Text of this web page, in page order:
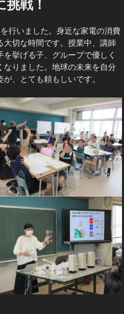
戦！
行いました。身近な家電の消費
切な時間です。授業中、講師
挙げる子、グループで優しく
りました。地球の未来を自分
、とても頼もしいです。